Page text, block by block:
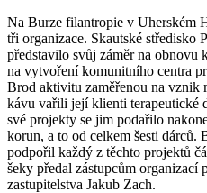
Na Burze filantropie v Uherském
tři organizace. Skautské středisko
představilo svůj záměr na
na vytvoření komunitního centra
Brod aktivitu zaměřenou na vznik
kávu vařili její klienti terapeutické
své projekty se jim podařilo
korun, a to od celkem šesti
podpořil každý z těchto projektů
šeky předal zástupcům organizací
zastupitelstva Jakub Zach.